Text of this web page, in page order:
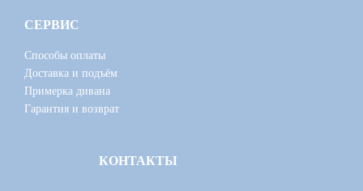
СЕРВИС
Способы оплаты
Доставка и подъём
Примерка дивана
Гарантия и возврат
КОНТАКТЫ